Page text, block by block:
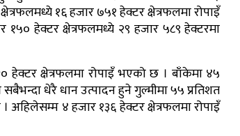
१६ हजार ७५१ हेक्टर क्षेत्रफलमा रोपाइँ
१५० हेक्टर क्षेत्रफलमध्ये २९ हजार ५८९ हेक्टरमा
हेक्टर क्षेत्रफलमा रोपाइँ भएको छ । बाँकेमा ४५
धेरै धान उत्पादन हुने गुल्मीमा ५५ प्रतिशत
अहिलेसम्म ४ हजार १३६ हेक्टर क्षेत्रफलमा रोपाइँ